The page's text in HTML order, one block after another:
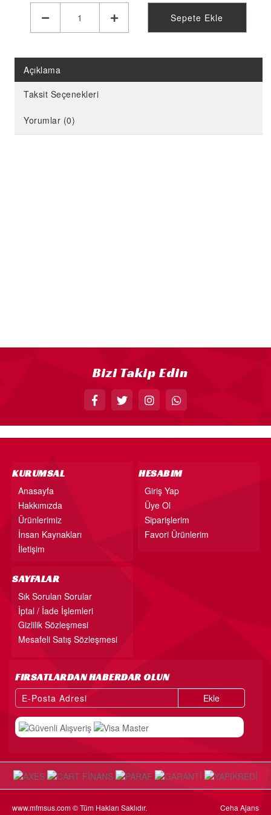
LİMON PARTİ MALZEMELERİ
KİRAZ PARTİ MALZEMELERİ
FUTBOL PARTİ MALZEMELERİ
AHŞAP PARTİ MALZEMELERİ
Sepete Ekle
Açıklama
Taksit Seçenekleri
Yorumlar (0)
Bizi Takip Edin
KURUMSAL
Anasayfa
Hakkımızda
Ürünlerimiz
İnsan Kaynakları
İletişim
HESABIM
Giriş Yap
Üye Ol
Siparişlerim
Favori Ürünlerim
SAYFALAR
Sık Sorulan Sorular
İptal / İade İşlemleri
Gizlilik Sözleşmesi
Mesafeli Satış Sözleşmesi
FIRSATLARDAN HABERDAR OLUN
Ekle
www.mfmsus.com © Tüm Hakları Saklıdır. Ceha Ajans